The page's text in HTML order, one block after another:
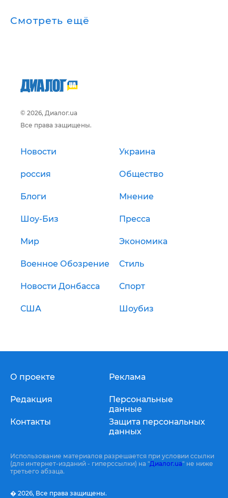
Смотреть ещё
© 2026, Диалог.ua
Все права защищены.
Новости Украина
россия Общество
Блоги Мнение
Шоу-Биз Пресса
Мир Экономика
Военное Обозрение Стиль
Новости Донбасса Спорт
США Шоубиз
О проекте
Редакция
Контакты
Реклама
Персональные
данные
Защита персональных
данных
Использование материалов разрешается при условии ссылки
(для интернет-изданий - гиперссылки) на "Диалог.ua" не ниже
третьего абзаца.
� 2026, Все права защищены.